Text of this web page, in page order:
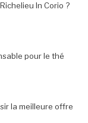
In Corio ?
pour le thé
la meilleure offre